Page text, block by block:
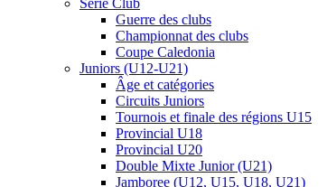
Série Club
Guerre des clubs
Championnat des clubs
Coupe Caledonia
Juniors (U12-U21)
Âge et catégories
Circuits Juniors
Tournois et finale des régions U15
Provincial U18
Provincial U20
Double Mixte Junior (U21)
Jamboree (U12, U15, U18, U21)